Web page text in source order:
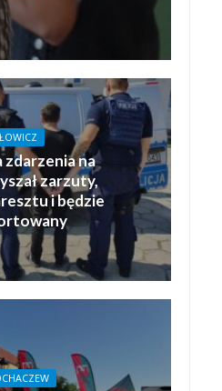
ŁOWICZ
zdarzenia na
zarzuty,
i będzie